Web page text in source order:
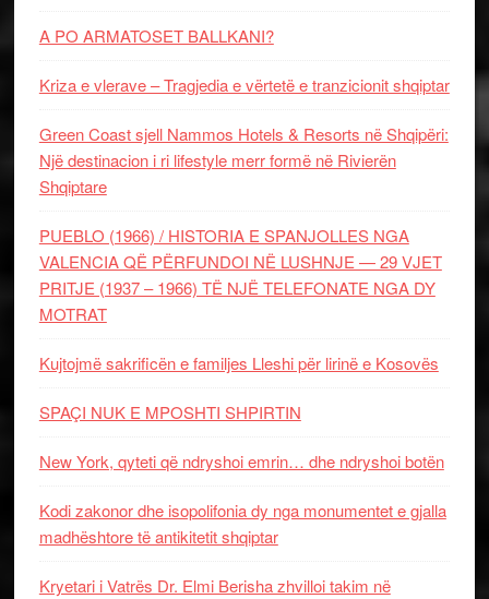
A PO ARMATOSET BALLKANI?
Kriza e vlerave – Tragjedia e vërtetë e tranzicionit shqiptar
Green Coast sjell Nammos Hotels & Resorts në Shqipëri:
Një destinacion i ri lifestyle merr formë në Rivierën
Shqiptare
PUEBLO (1966) / HISTORIA E SPANJOLLES NGA
VALENCIA QË PËRFUNDOI NË LUSHNJE — 29 VJET
PRITJE (1937 – 1966) TË NJË TELEFONATE NGA DY
MOTRAT
Kujtojmë sakrificën e familjes Lleshi për lirinë e Kosovës
SPAÇI NUK E MPOSHTI SHPIRTIN
New York, qyteti që ndryshoi emrin… dhe ndryshoi botën
Kodi zakonor dhe isopolifonia dy nga monumentet e gjalla
madhështore të antikitetit shqiptar
Kryetari i Vatrës Dr. Elmi Berisha zhvilloi takim në